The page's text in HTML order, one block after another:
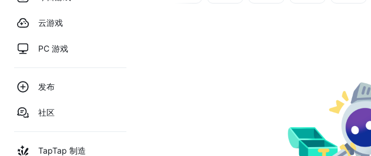
云游戏
PC 游戏
发布
社区
TapTap 制造